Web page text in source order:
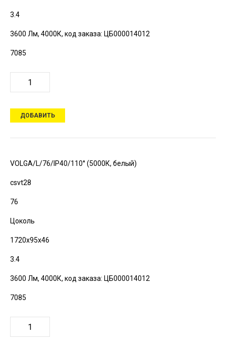
3.4
3600 Лм, 4000К, код заказа: ЦБ000014012
7085
ДОБАВИТЬ
VOLGA/L/76/IP40/110° (5000К, белый)
csvt28
76
Цоколь
1720х95х46
3.4
3600 Лм, 4000К, код заказа: ЦБ000014012
7085